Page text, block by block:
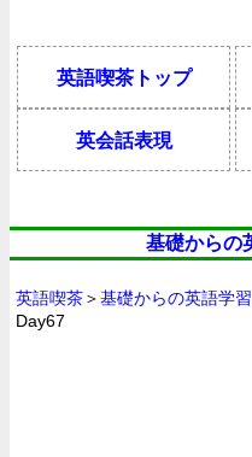
英語喫茶トップ
英会話表現
基礎からの
英語喫茶＞基礎からの英語学習
Day67